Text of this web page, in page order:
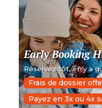
Early Booking
Réservez tôt, il n'y a
Frais de dossier
Payez en 3x ou 4x